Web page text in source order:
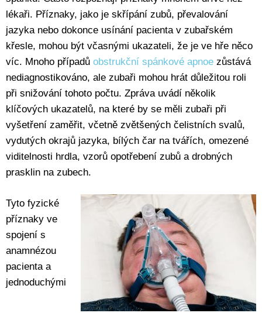
lékaři. Příznaky, jako je skřípání zubů, převalování
jazyka nebo dokonce usínání pacienta v zubařském
křesle, mohou být včasnými ukazateli, že je ve hře něco
víc. Mnoho případů obstrukční spánkové apnoe zůstává
nediagnostikováno, ale zubaři mohou hrát důležitou roli
při snižování tohoto počtu. Zpráva uvádí několik
klíčových ukazatelů, na které by se měli zubaři při
vyšetření zaměřit, včetně zvětšených čelistních svalů,
vydutých okrajů jazyka, bílých čar na tvářích, omezené
viditelnosti hrdla, vzorů opotřebení zubů a drobných
prasklin na zubech.
Tyto fyzické
příznaky ve
spojení s
anamnézou
pacienta a
jednoduchými